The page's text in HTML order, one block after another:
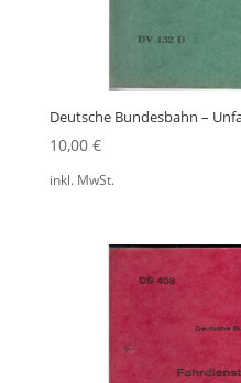
Deutsche Bundesbahn –
10,00 €
inkl. MwSt.